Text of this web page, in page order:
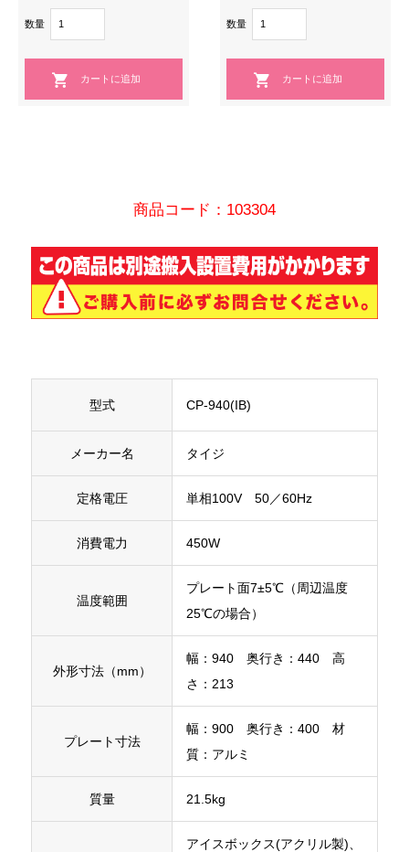
数量 数量
商品コード：103304
型式 CP-940(IB)
メーカー名 タイジ
定格電圧 単相100V 50／60Hz
消費電力 450W
温度範囲
プレート面7±5℃（周辺温度
25℃の場合）
外形寸法（mm）
幅：940 奥行き：440 高
さ：213
プレート寸法
幅：900 奥行き：400 材
質：アルミ
質量 21.5kg
アイスボックス(アクリル製)、